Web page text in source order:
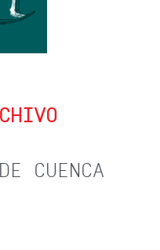
CUENCA